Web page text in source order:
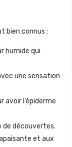
bien connus :
humide qui
une sensation
avoir l’épiderme
de découvertes.
et aux